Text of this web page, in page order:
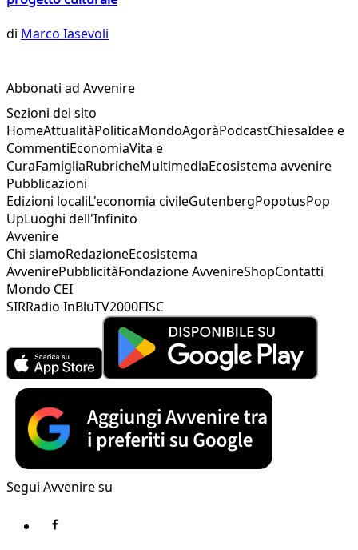
di Marco Iasevoli
Abbonati ad Avvenire
Sezioni del sito
HomeAttualitàPoliticaMondoAgoràPodcastChiesaIdee e
CommentiEconomiaVita e
CuraFamigliaRubricheMultimediaEcosistema avvenire
Pubblicazioni
Edizioni localiL'economia civileGutenbergPopotusPop
UpLuoghi dell'Infinito
Avvenire
Chi siamoRedazioneEcosistema
AvvenirePubblicitàFondazione AvvenireShopContatti
Mondo CEI
SIRRadio InBluTV2000FISC
Segui Avvenire su